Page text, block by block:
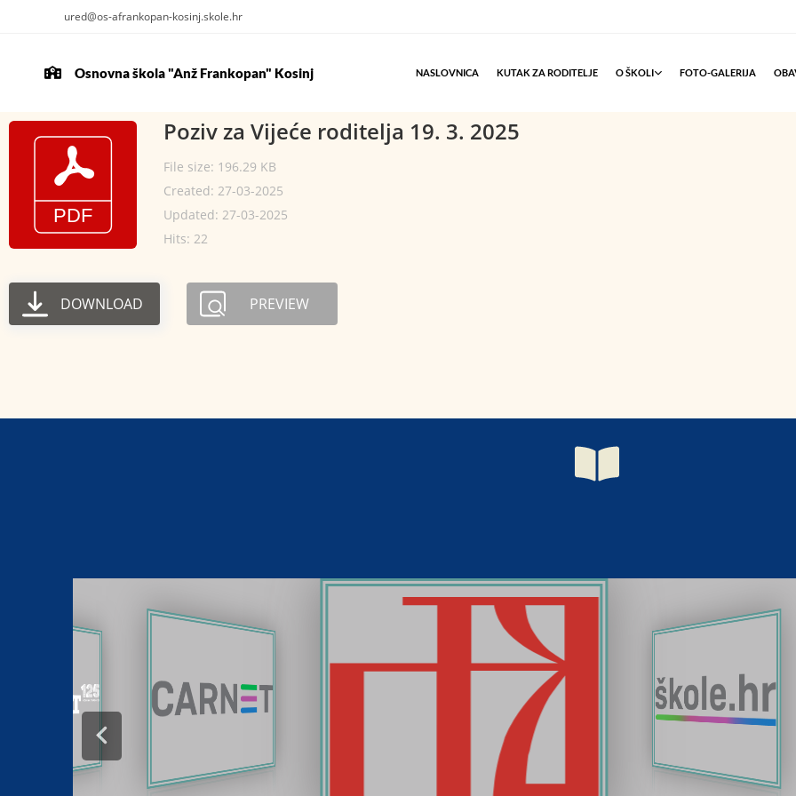
ured@os-afrankopan-kosinj.skole.hr
Osnovna škola "Anž Frankopan" Kosinj NASLOVNICA KUTAK ZA RODITELJE O ŠKOLI FOTO-GALERIJA
Poziv za Vijeće roditelja 19. 3. 2025
File size: 196.29 KB
Created: 27-03-2025
Updated: 27-03-2025
Hits: 22
DOWNLOAD PREVIEW